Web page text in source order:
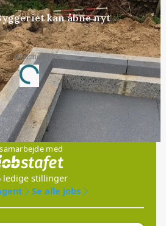
kan åbne nyt
Annonce
Loading...
Jobs
med
ledige stillinger
Se alle jobs